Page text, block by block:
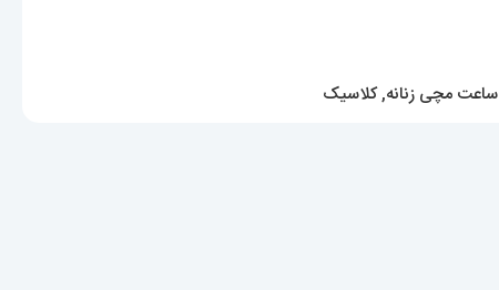
ساعت مچی زنانه,کلاسیک